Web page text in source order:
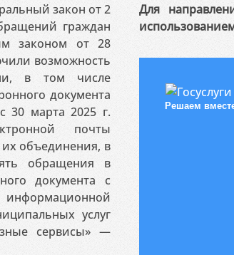
закон от 2
граждан
законом от 28
возможность
в том числе
документа
30 марта 2025 г.
почты
объединения, в
обращения в
документа с
информационной
услуг
сервисы» —
Для
Решаем